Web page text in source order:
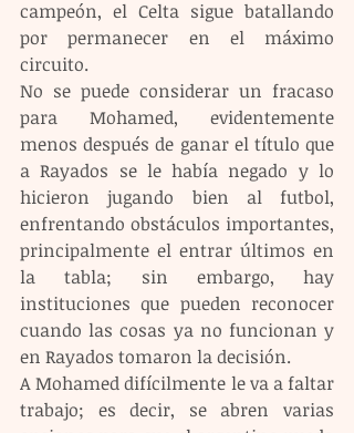
campeón, el Celta sigue batallando
por permanecer en el máximo
circuito.
No se puede considerar un fracaso
para Mohamed, evidentemente
menos después de ganar el título que
a Rayados se le había negado y lo
hicieron jugando bien al futbol,
enfrentando obstáculos importantes,
principalmente el entrar últimos en
la tabla; sin embargo, hay
instituciones que pueden reconocer
cuando las cosas ya no funcionan y
en Rayados tomaron la decisión.
A Mohamed difícilmente le va a faltar
trabajo; es decir, se abren varias